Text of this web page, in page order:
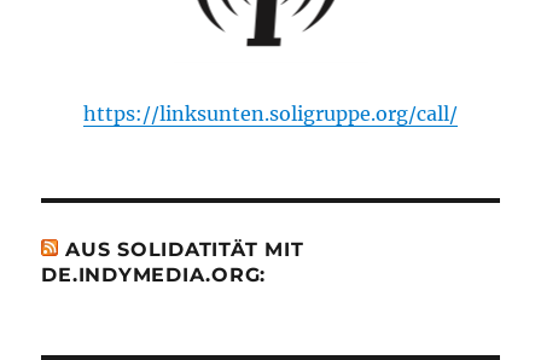
https://linksunten.soligruppe.org/call/
AUS SOLIDATITÄT MIT
DE.INDYMEDIA.ORG: